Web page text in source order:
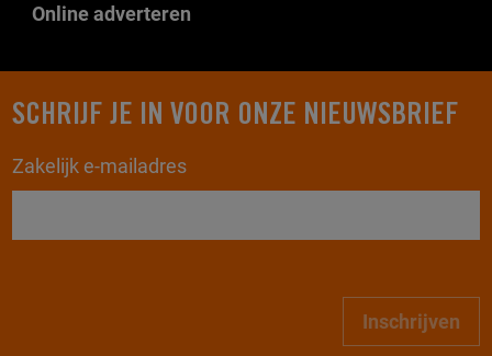
Online adverteren
SCHRIJF JE IN VOOR ONZE NIEUWSBRIEF
Zakelijk e-mailadres
Inschrijven